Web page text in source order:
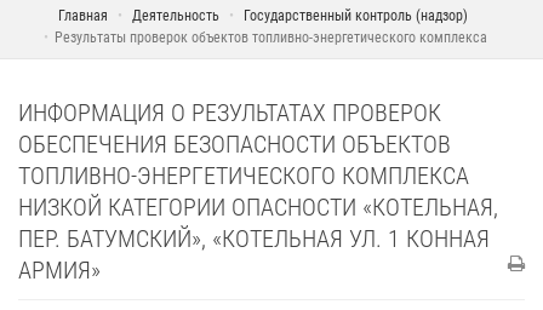
Главная Деятельность
Государственный контроль (надзор)
Результаты проверок объектов топливно-энергетического комплекса
ИНФОРМАЦИЯ О РЕЗУЛЬТАТАХ ПРОВЕРОК
ОБЕСПЕЧЕНИЯ БЕЗОПАСНОСТИ ОБЪЕКТОВ
ТОПЛИВНО-ЭНЕРГЕТИЧЕСКОГО КОМПЛЕКСА
НИЗКОЙ КАТЕГОРИИ ОПАСНОСТИ «КОТЕЛЬНАЯ,
ПЕР. БАТУМСКИЙ», «КОТЕЛЬНАЯ УЛ. 1 КОННАЯ
АРМИЯ»